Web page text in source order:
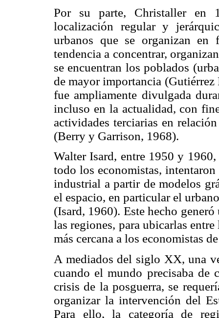
Por su parte, Christaller en
localización regular y
urbanos que se organizan en
tendencia a concentrar,
se encuentran los poblados
de mayor importancia
fue ampliamente divulgada
incluso en la actualidad, con
actividades terciarias en
(Berry y Garrison, 1968).
Walter Isard, entre 1950 y
todo los economistas,
industrial a partir de modelos
el espacio, en particular el
(Isard, 1960). Este hecho
las regiones, para ubicarlas
más cercana a los economistas
A mediados del siglo XX, una
cuando el mundo precisaba de
crisis de la posguerra, se
organizar la intervención del
Para ello, la categoría de